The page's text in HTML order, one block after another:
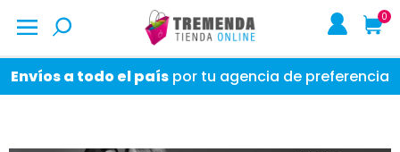
0
Envíos a todo el país por tu agencia de preferencia